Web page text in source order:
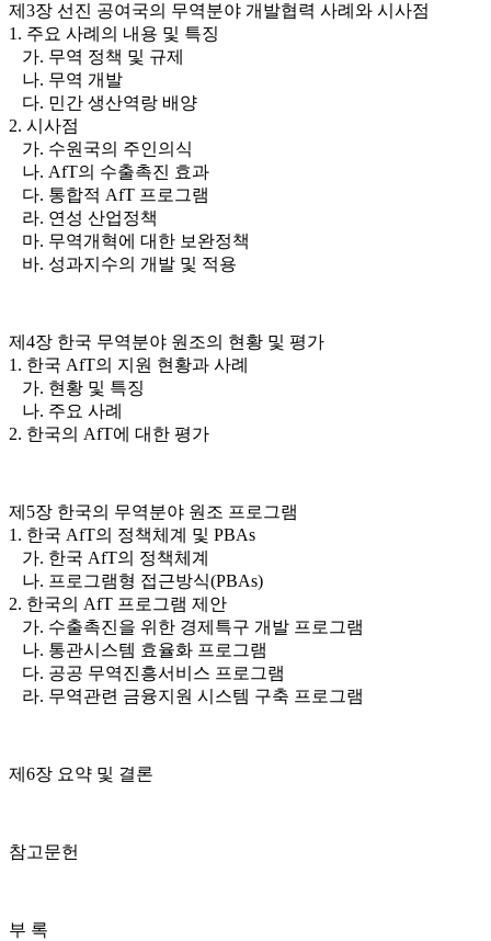
제3장 선진 공여국의 무역분야 개발협력 사례와 시사점
1. 주요 사례의 내용 및 특징
가. 무역 정책 및 규제
나. 무역 개발
다. 민간 생산역랑 배양
2. 시사점
가. 수원국의 주인의식
나. AfT의 수출촉진 효과
다. 통합적 AfT 프로그램
라. 연성 산업정책
마. 무역개혁에 대한 보완정책
바. 성과지수의 개발 및 적용
제4장 한국 무역분야 원조의 현황 및 평가
1. 한국 AfT의 지원 현황과 사례
가. 현황 및 특징
나. 주요 사례
2. 한국의 AfT에 대한 평가
제5장 한국의 무역분야 원조 프로그램
1. 한국 AfT의 정책체계 및 PBAs
가. 한국 AfT의 정책체계
나. 프로그램형 접근방식(PBAs)
2. 한국의 AfT 프로그램 제안
가. 수출촉진을 위한 경제특구 개발 프로그램
나. 통관시스템 효율화 프로그램
다. 공공 무역진흥서비스 프로그램
라. 무역관련 금융지원 시스템 구축 프로그램
제6장 요약 및 결론
참고문헌
부 록